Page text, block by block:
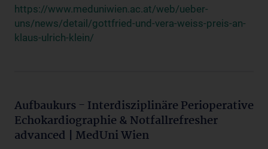
https://www.meduniwien.ac.at/web/ueber-
uns/news/detail/gottfried-und-vera-weiss-preis-an-
klaus-ulrich-klein/
Aufbaukurs - Interdisziplinäre Perioperative
Echokardiographie & Notfallrefresher
advanced | MedUni Wien